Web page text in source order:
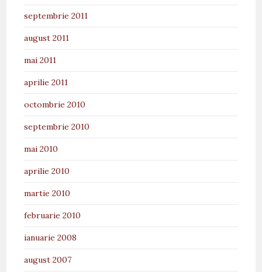
septembrie 2011
august 2011
mai 2011
aprilie 2011
octombrie 2010
septembrie 2010
mai 2010
aprilie 2010
martie 2010
februarie 2010
ianuarie 2008
august 2007